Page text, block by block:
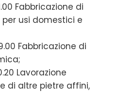
Fabbricazione di
usi domestici e
Fabbricazione di
Lavorazione
di altre pietre affini,